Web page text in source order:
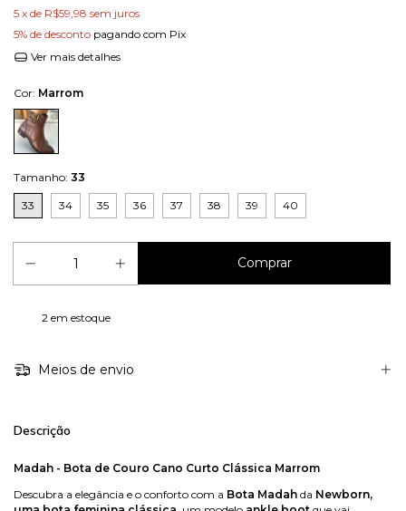
5 x de R$59,98 sem juros
5% de desconto pagando com Pix
Ver mais detalhes
Cor: Marrom
Tamanho: 33
33 34 35 36 37 38 39 40
2em estoque
Meios de envio
Descrição
Madah - Bota de Couro Cano Curto Clássica Marrom
Descubra a elegância e o conforto com a Bota Madah da Newborn,